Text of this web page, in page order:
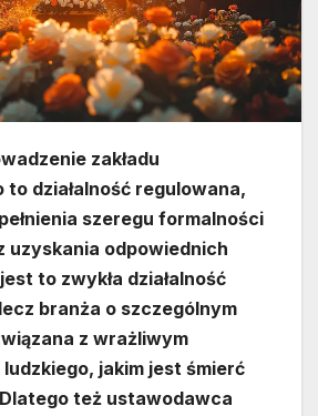
zakładu
to działalność regulowana,
szeregu formalności
uzyskania odpowiednich
to zwykła działalność
branża o szczególnym
z wrażliwym
jakim jest śmierć
też ustawodawca